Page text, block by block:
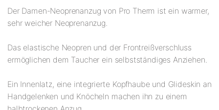
Der Damen-Neoprenanzug von Pro Therm ist ein warmer,
sehr weicher Neoprenanzug.
Das elastische Neopren und der Frontreißverschluss
ermöglichen dem Taucher ein selbstständiges Anziehen.
Ein Innenlatz, eine integrierte Kopfhaube und Glideskin an
Handgelenken und Knöcheln machen ihn zu einem